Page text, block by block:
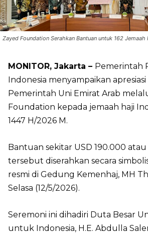
Zayed Foundation Serahkan Bantuan untuk 162 Jemaah
MONITOR, Jakarta – Pemerintah
Indonesia menyampaikan
Pemerintah Uni Emirat Arab
Foundation kepada jemaah haji
1447 H/2026 M.
Bantuan sekitar USD 190.000
tersebut diserahkan secara
resmi di Gedung Kemenhaj, MH
Selasa (12/5/2026).
Seremoni ini dihadiri Duta Besar
untuk Indonesia, H.E. Abdulla